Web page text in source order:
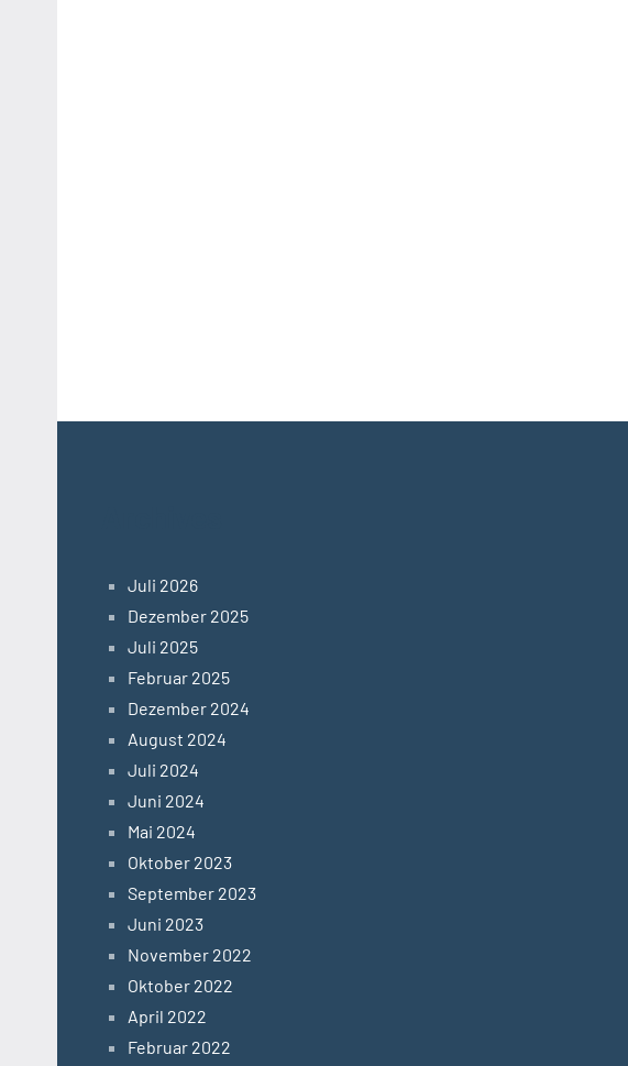
Juli 2026
Dezember 2025
Juli 2025
Februar 2025
Dezember 2024
August 2024
Juli 2024
Juni 2024
Mai 2024
Oktober 2023
September 2023
Juni 2023
November 2022
Oktober 2022
April 2022
Februar 2022